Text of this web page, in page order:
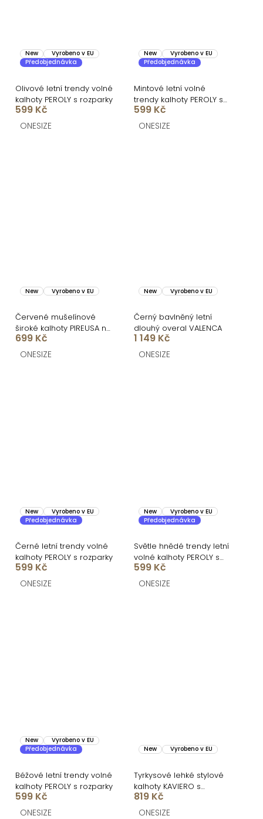
New
Vyrobeno v EU
Předobjednávka
Olivové letní trendy volné
kalhoty PEROLY s rozparky
599 Kč
ONESIZE
New
Vyrobeno v EU
Předobjednávka
Mintové letní volné
trendy kalhoty PEROLY s
rozparky
599 Kč
ONESIZE
New Vyrobeno v EU
Červené mušelínové
široké kalhoty PIREUSA na
šňůrku
699 Kč
ONESIZE
New Vyrobeno v EU
Černý bavlněný letní
dlouhý overal VALENCA
1 149 Kč
ONESIZE
New
Vyrobeno v EU
Předobjednávka
Černé letní trendy volné
kalhoty PEROLY s rozparky
599 Kč
ONESIZE
New
Vyrobeno v EU
Předobjednávka
Světle hnědé trendy letní
volné kalhoty PEROLY s
rozparky
599 Kč
ONESIZE
New
Vyrobeno v EU
Předobjednávka
Béžové letní trendy volné
kalhoty PEROLY s rozparky
599 Kč
ONESIZE
New Vyrobeno v EU
Tyrkysové lehké stylové
kalhoty KAVIERO s
vysokým pasem
819 Kč
ONESIZE